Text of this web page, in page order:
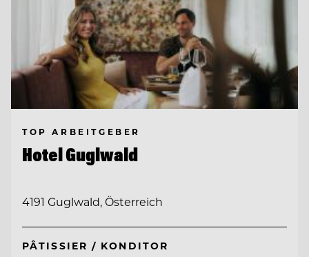
TOP ARBEITGEBER
Hotel Guglwald
4191 Guglwald, Österreich
PÂTISSIER / KONDITOR